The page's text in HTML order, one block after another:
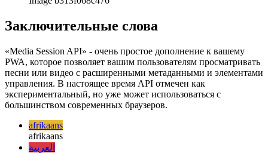
Image b313f068c476
Заключительные слова
«Media Session API» - очень простое дополнение к вашему
PWA, которое позволяет вашим пользователям просматривать
песни или видео с расширенными метаданными и элементами
экспериментальный, но уже может использоваться с
большинством современных браузеров.